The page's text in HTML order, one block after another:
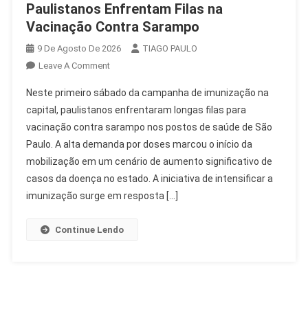
Paulistanos Enfrentam Filas na
Vacinação Contra Sarampo
9 De Agosto De 2026
TIAGO PAULO
Leave A CommentOn
Enfrentam
Filas
Na
Vacinação
Contra
Sarampo
Neste primeiro sábado da campanha de imunização na
capital, paulistanos enfrentaram longas filas para
vacinação contra sarampo nos postos de saúde de São
Paulo. A alta demanda por doses marcou o início da
mobilização em um cenário de aumento significativo de
casos da doença no estado. A iniciativa de intensificar a
imunização surge em resposta […]
Continue Lendo